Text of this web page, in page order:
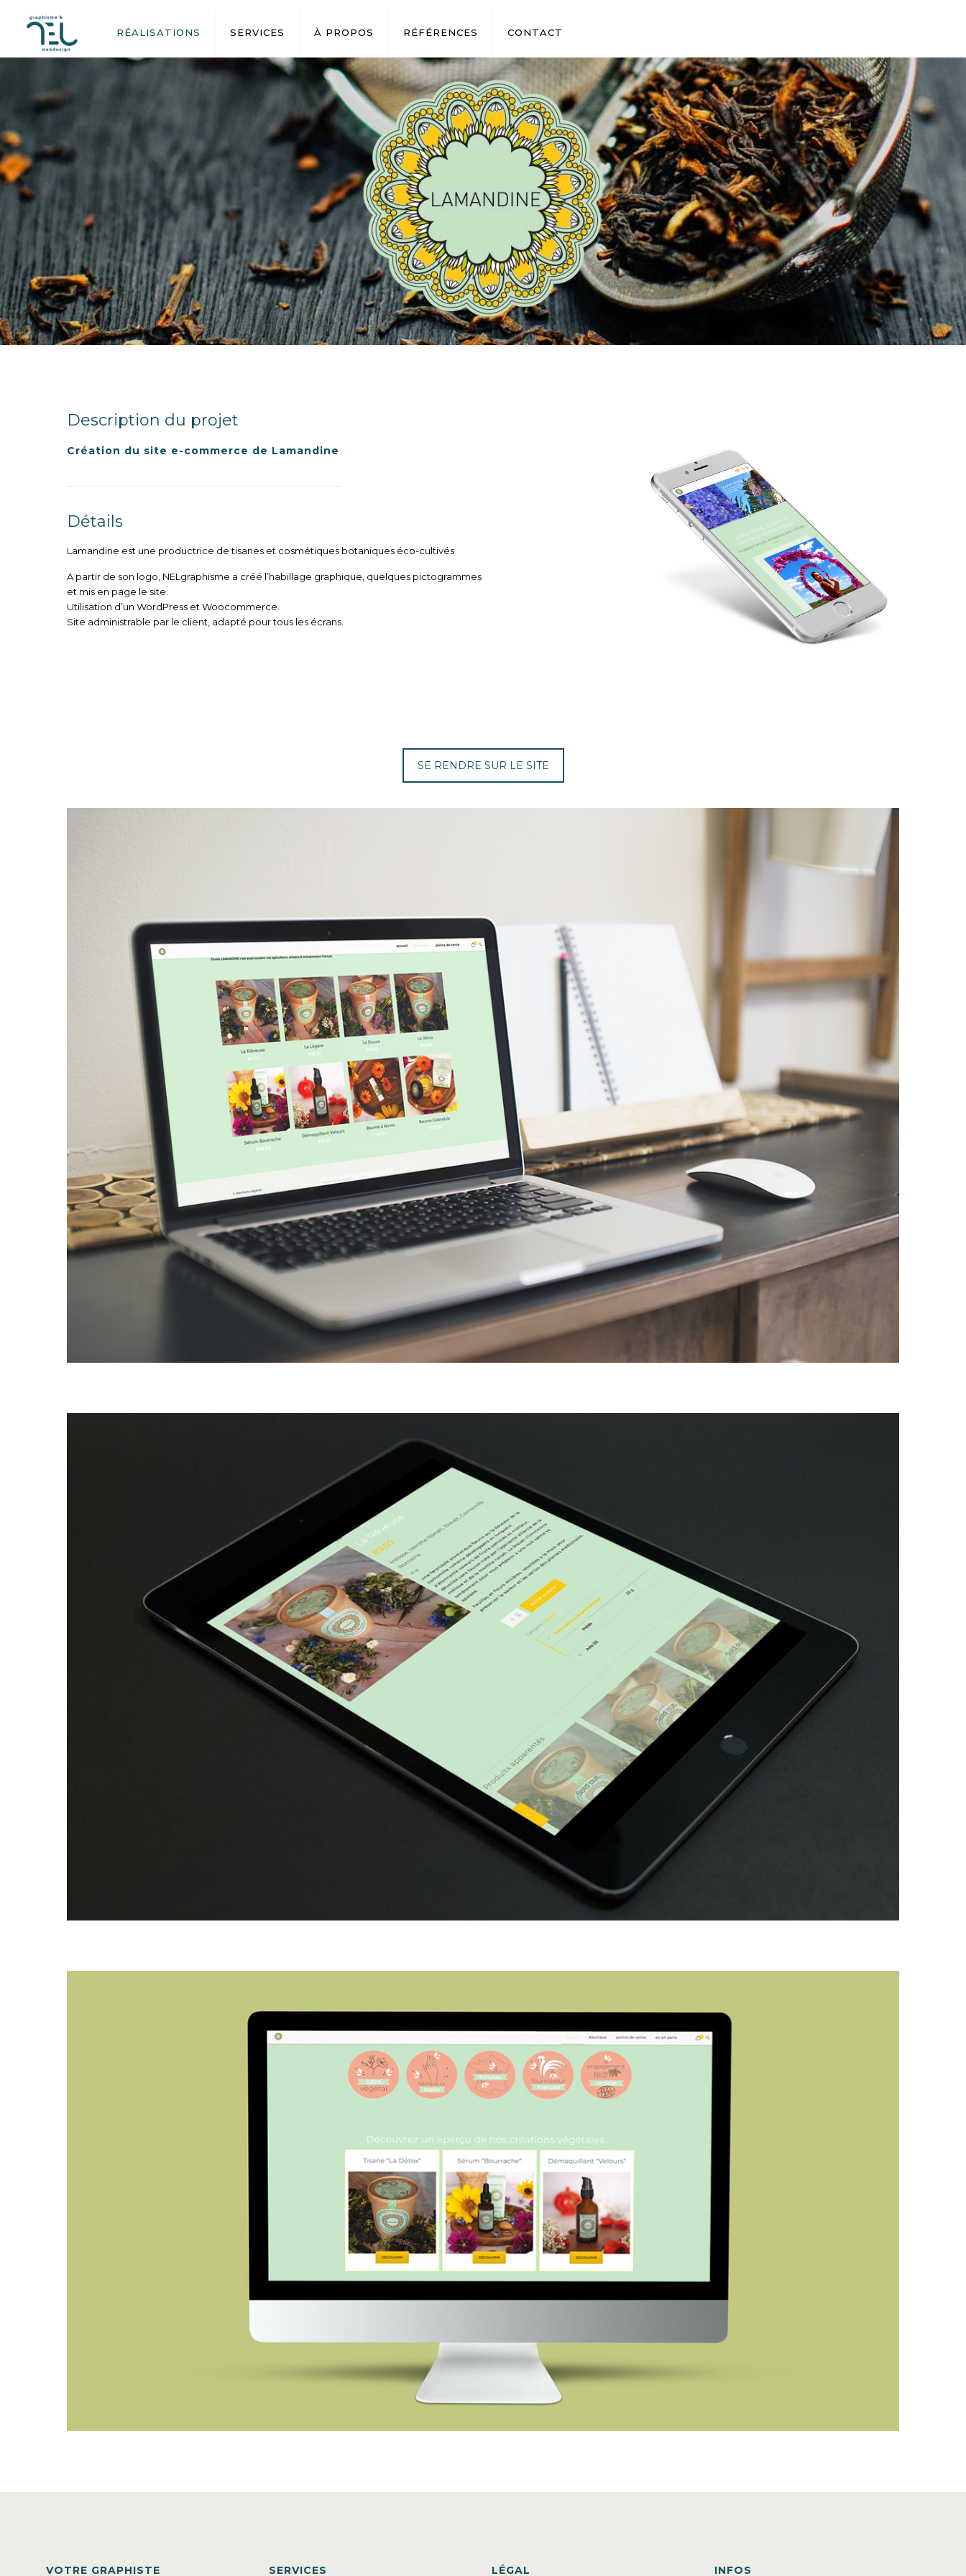
RÉALISATIONS SERVICES À PROPOS RÉFÉRENCES CONTACT
Description du projet
Création du site e-commerce de Lamandine
Détails
Lamandine est une productrice de tisanes et cosmétiques botaniques éco-cultivés
A partir de son logo, NELgraphisme a créé l’habillage graphique, quelques pictogrammes
et mis en page le site.
Utilisation d’un WordPress et Woocommerce.
Site administrable par le client, adapté pour tous les écrans.
SE RENDRE SUR LE SITE
VOTRE GRAPHISTE SERVICES LÉGAL INFOS